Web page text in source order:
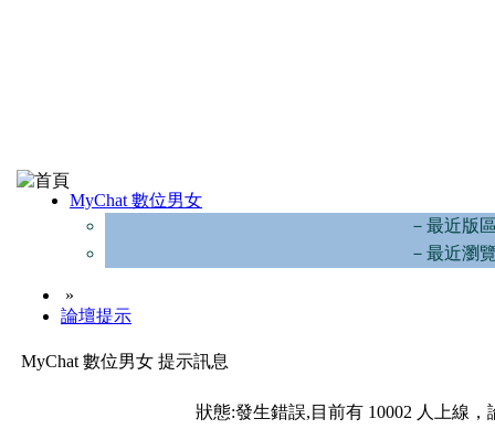
MyChat 數位男女
－最近版
－最近瀏
»
論壇提示
MyChat 數位男女 提示訊息
狀態:發生錯誤,目前有 10002 人上線